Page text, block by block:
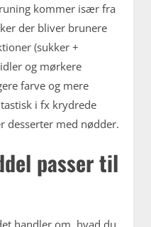
kommer især fra
der bliver brunere
(sukker +
og mørkere
farve og mere
i fx krydrede
desserter med nødder.
passer til
handler om, hvad du